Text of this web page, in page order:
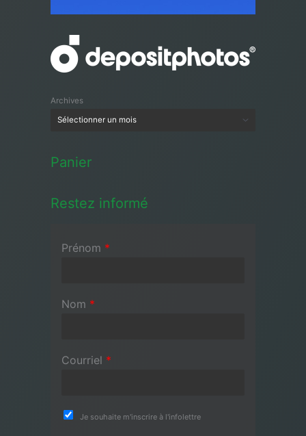
Archives
Panier
Restez informé
Prénom *
Nom *
Courriel *
Je souhaite m'inscrire à l'infolettre